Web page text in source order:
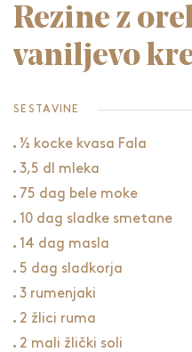
Rezine z
vaniljevo
SESTAVINE
½ kocke kvasa Fala
3,5 dl mleka
75 dag bele moke
10 dag sladke smetane
14 dag masla
5 dag sladkorja
3 rumenjaki
2 žlici ruma
2 mali žlički soli